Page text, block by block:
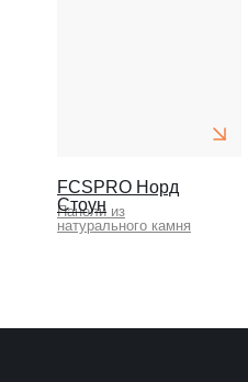
Панели из
натурального камня
FCSPRO Норд
Стоун